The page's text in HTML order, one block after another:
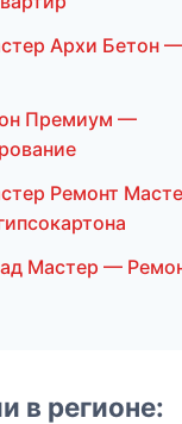
Архи Бетон
Премиум —
Ремонт
Мастер —
в регионе: